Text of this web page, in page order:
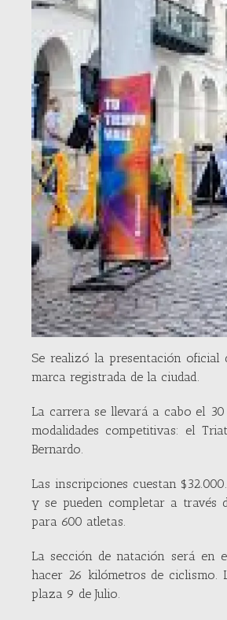
Se realizó la presentación oficial
marca registrada de la ciudad.
La carrera se llevará a cabo el
modalidades competitivas: el
Bernardo.
Las inscripciones cuestan
y se pueden completar a través
para 600 atletas.
La sección de natación será en
hacer 26 kilómetros de
plaza 9 de Julio.